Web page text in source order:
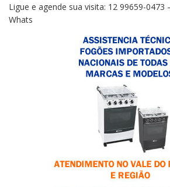
Ligue e agende sua visita: 12 99659-0473
Whats